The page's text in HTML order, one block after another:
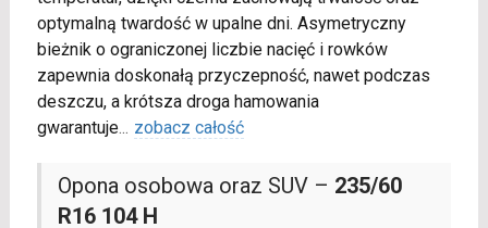
optymalną twardość w upalne dni. Asymetryczny
bieżnik o ograniczonej liczbie nacięć i rowków
zapewnia doskonałą przyczepność, nawet podczas
deszczu, a krótsza droga hamowania
gwarantuje... zobacz całość
Opona osobowa oraz SUV – 235/60
R16 104 H